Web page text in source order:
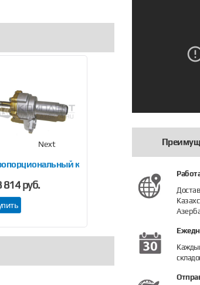
(GILBARCO No BT606852-07)
клапан SK-700 II
814 руб. 9 979 руб.
Next